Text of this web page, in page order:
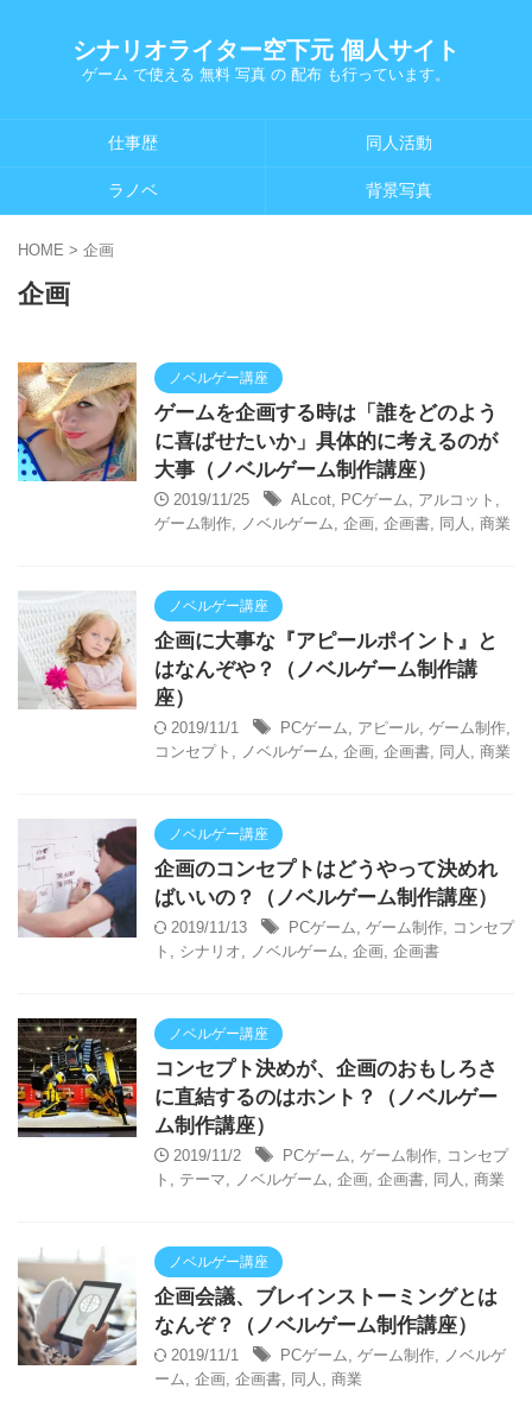
シナリオライター空下元 個人サイト
ゲーム で使える 無料 写真 の 配布 も行っています。
仕事歴 同人活動
ラノベ 背景写真
HOME > 企画
企画
ノベルゲー講座
ゲームを企画する時は「誰をどのよう
に喜ばせたいか」具体的に考えるのが
大事（ノベルゲーム制作講座）
2019/11/25 ALcot, PCゲーム, アルコット ,
ゲーム制作, ノベルゲーム, 企画, 企画書, 同人 , 商業
ノベルゲー講座
企画に大事な『アピールポイント』と
はなんぞや？（ノベルゲーム制作講
座）
2019/11/1 PCゲーム, アピール, ゲーム制作,
コンセプト , ノベルゲーム, 企画, 企画書, 同人 , 商業
ノベルゲー講座
企画のコンセプトはどうやって決めれ
ばいいの？（ノベルゲーム制作講座）
2019/11/13 PCゲーム, ゲーム制作, コンセプ
ト , シナリオ, ノベルゲーム, 企画, 企画書
ノベルゲー講座
コンセプト決めが、企画のおもしろさ
に直結するのはホント？（ノベルゲー
ム制作講座）
2019/11/2 PCゲーム, ゲーム制作, コンセプ
ト , テーマ, ノベルゲーム, 企画, 企画書, 同人 , 商業
ノベルゲー講座
企画会議、ブレインストーミングとは
なんぞ？（ノベルゲーム制作講座）
2019/11/1 PCゲーム, ゲーム制作, ノベルゲ
ーム, 企画, 企画書, 同人 , 商業